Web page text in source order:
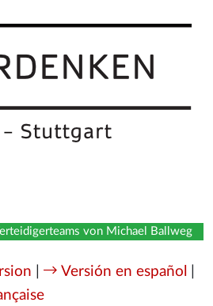
von Michael Ballweg
| Versión en español